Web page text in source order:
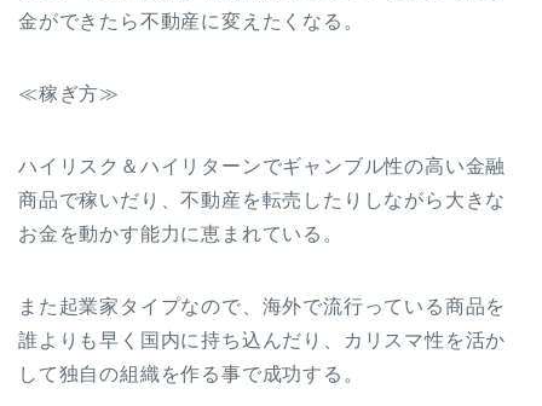
金ができたら不動産に変えたくなる。
≪稼ぎ方≫
ハイリスク＆ハイリターンでギャンブル性の高い金融
商品で稼いだり、不動産を転売したりしながら大きな
お金を動かす能力に恵まれている。
また起業家タイプなので、海外で流行っている商品を
誰よりも早く国内に持ち込んだり、カリスマ性を活か
して独自の組織を作る事で成功する。